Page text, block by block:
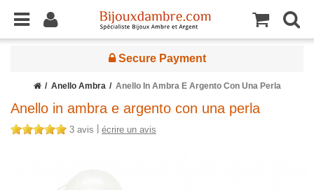
Genuine Baltic Amber
Anello Ambra Anello In Ambra E Argento Con Una Perla
Anello in ambra e argento con una perla
3 avis écrire un avis